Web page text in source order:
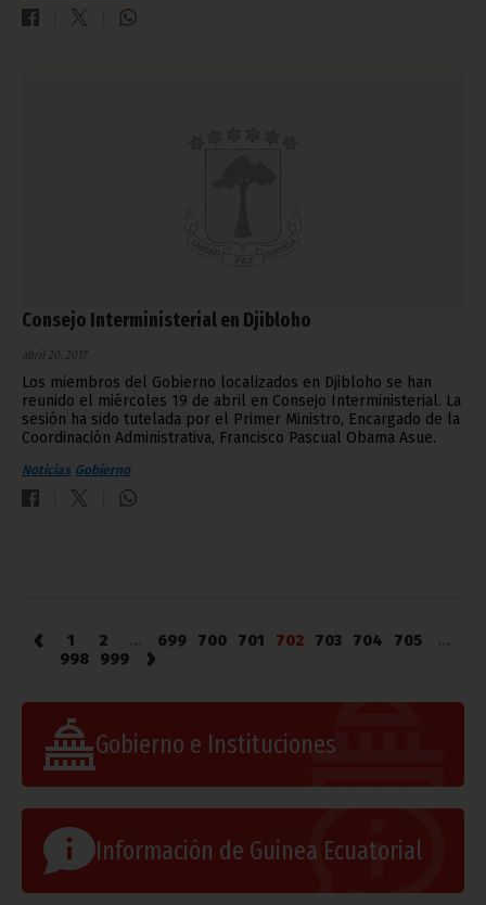
Consejo Interministerial en Djibloho
abril 20, 2017
Los miembros del Gobierno localizados en Djibloho se han
reunido el miércoles 19 de abril en Consejo Interministerial. La
sesión ha sido tutelada por el Primer Ministro, Encargado de la
Coordinación Administrativa, Francisco Pascual Obama Asue.
Noticias Gobierno
‹ 1 2 699 700 701 702 703 704 705
998
999 ›
Gobierno e Instituciones
Información de Guinea Ecuatorial